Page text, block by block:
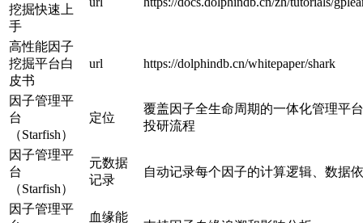
挖掘快速上
手
高性能因子
挖掘平台白
皮书
url https://dolphindb.cn/whitepaper/shark
因子管理平
台
（Starfish）
定位
覆盖因子全生命周期的一体化管理平
投研流程
因子管理平
台
（Starfish）
元数据
记录
自动记录每个因子的计算逻辑、数据
因子管理平
血缘能